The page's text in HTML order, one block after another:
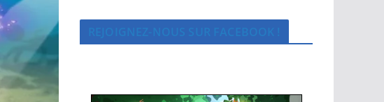
REJOIGNEZ-NOUS SUR FACEBOOK !